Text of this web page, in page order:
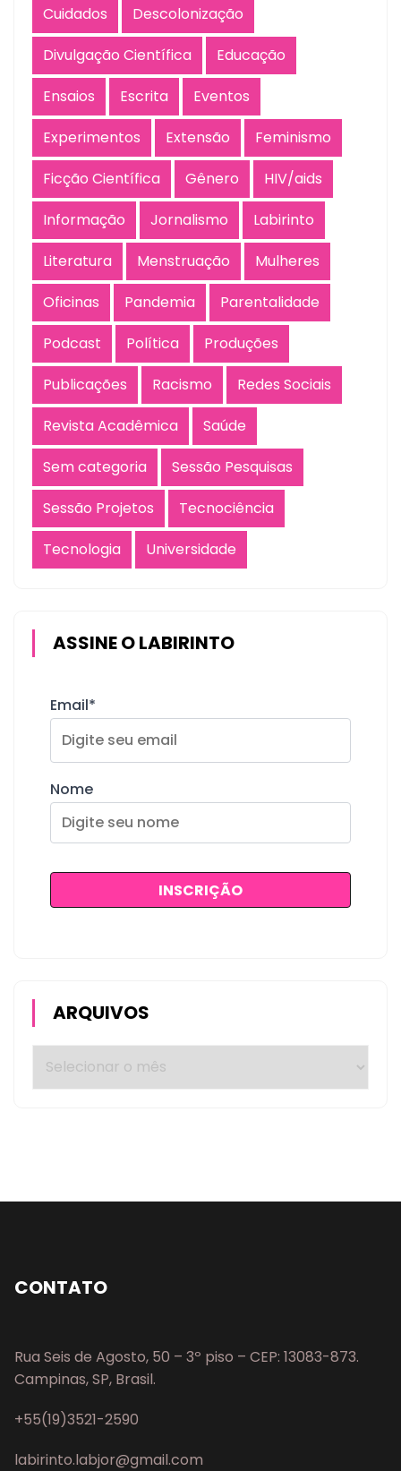
Cuidados
Descolonização
Divulgação Científica
Educação
Ensaios
Escrita
Eventos
Experimentos
Extensão
Feminismo
Ficção Científica
Gênero
HIV/aids
Informação
Jornalismo
Labirinto
Literatura
Menstruação
Mulheres
Oficinas
Pandemia
Parentalidade
Podcast
Política
Produções
Publicações
Racismo
Redes Sociais
Revista Acadêmica
Saúde
Sem categoria
Sessão Pesquisas
Sessão Projetos
Tecnociência
Tecnologia
Universidade
ASSINE O LABIRINTO
Email*
Nome
ARQUIVOS
CONTATO
Rua Seis de Agosto, 50 – 3º piso – CEP: 13083-873.
Campinas, SP, Brasil.
+55(19)3521-2590
labirinto.labjor@gmail.com